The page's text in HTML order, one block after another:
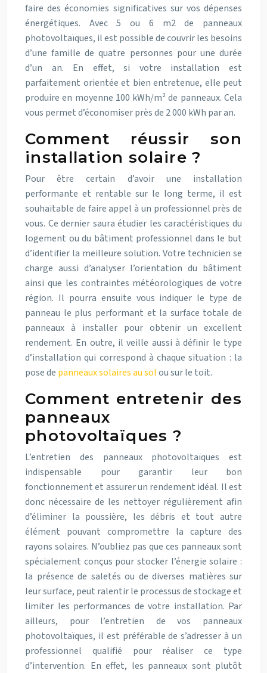
faire des économies significatives sur vos dépenses
énergétiques. Avec 5 ou 6 m2 de panneaux
photovoltaïques, il est possible de couvrir les besoins
d’une famille de quatre personnes pour une durée
d’un an. En effet, si votre installation est
parfaitement orientée et bien entretenue, elle peut
produire en moyenne 100 kWh/m² de panneaux. Cela
vous permet d’économiser près de 2 000 kWh par an.
Comment réussir son
installation solaire ?
Pour être certain d’avoir une installation
performante et rentable sur le long terme, il est
souhaitable de faire appel à un professionnel près de
vous. Ce dernier saura étudier les caractéristiques du
logement ou du bâtiment professionnel dans le but
d’identifier la meilleure solution. Votre technicien se
charge aussi d’analyser l’orientation du bâtiment
ainsi que les contraintes météorologiques de votre
région. Il pourra ensuite vous indiquer le type de
panneau le plus performant et la surface totale de
panneaux à installer pour obtenir un excellent
rendement. En outre, il veille aussi à définir le type
d’installation qui correspond à chaque situation : la
pose de panneaux solaires au solou sur le toit.
Comment entretenir des
panneaux
photovoltaïques ?
L’entretien des panneaux photovoltaïques est
indispensable pour garantir leur bon
fonctionnement et assurer un rendement idéal. Il est
donc nécessaire de les nettoyer régulièrement afin
d’éliminer la poussière, les débris et tout autre
élément pouvant compromettre la capture des
rayons solaires. N’oubliez pas que ces panneaux sont
spécialement conçus pour stocker l’énergie solaire :
la présence de saletés ou de diverses matières sur
leur surface, peut ralentir le processus de stockage et
limiter les performances de votre installation. Par
ailleurs, pour l’entretien de vos panneaux
photovoltaïques, il est préférable de s’adresser à un
professionnel qualifié pour réaliser ce type
d’intervention. En effet, les panneaux sont plutôt